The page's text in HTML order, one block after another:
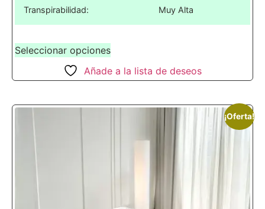
Transpirabilidad: Muy Alta
Seleccionar opciones
Añade a la lista de deseos
¡Oferta!